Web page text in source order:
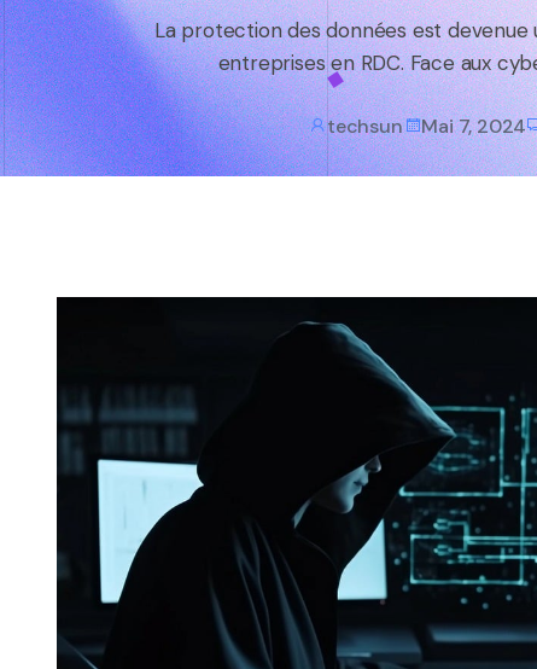
La protection des données est
entreprises en RDC. Face aux
techsun Mai 7, 2024